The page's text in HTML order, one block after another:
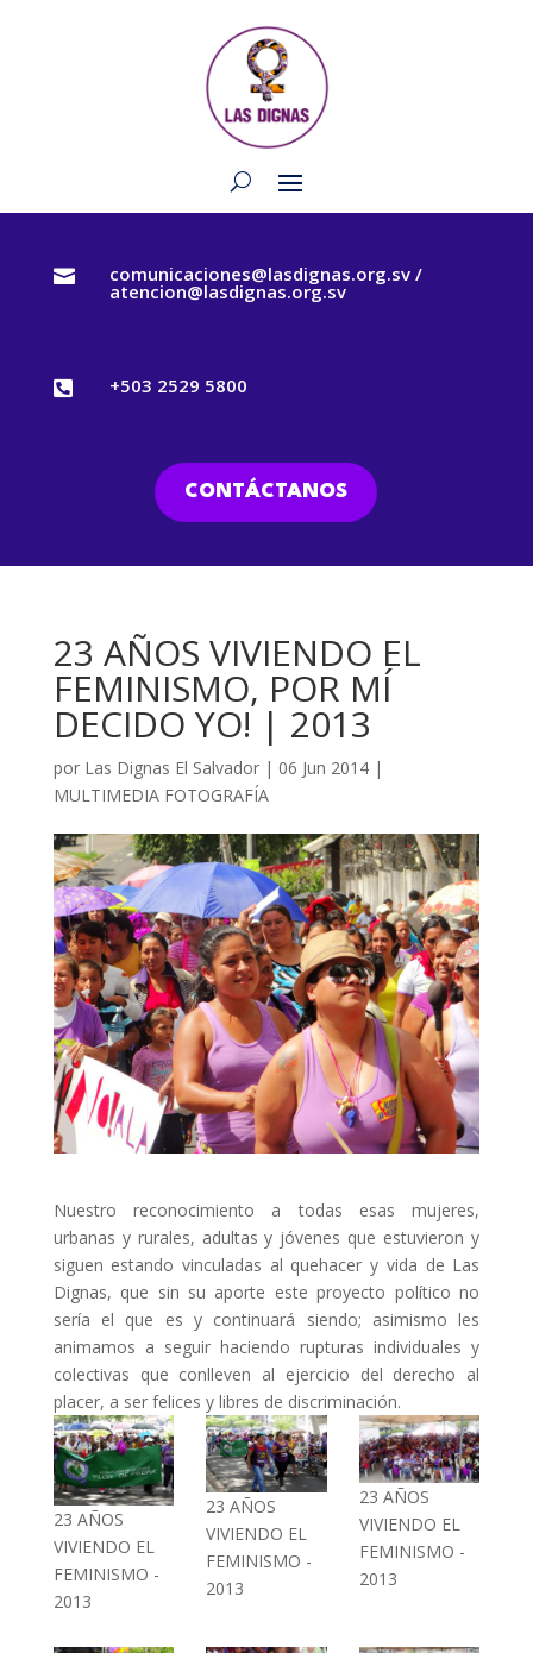
 comunicaciones@lasdignas.org.sv /
atencion@lasdignas.org.sv
 +503 2529 5800
CONTÁCTANOS
23 AÑOS VIVIENDO EL
FEMINISMO, POR MÍ
DECIDO YO! | 2013
por Las Dignas El Salvador| 06 Jun 2014|
MULTIMEDIA FOTOGRAFÍA
Nuestro reconocimiento a todas esas mujeres,
urbanas y rurales, adultas y jóvenes que estuvieron y
siguen estando vinculadas al quehacer y vida de Las
Dignas, que sin su aporte este proyecto político no
sería el que es y continuará siendo; asimismo les
animamos a seguir haciendo rupturas individuales y
colectivas que conlleven al ejercicio del derecho al
placer, a ser felices y libres de discriminación.
23 AÑOS
VIVIENDO EL
FEMINISMO -
2013
23 AÑOS
VIVIENDO EL
FEMINISMO -
2013
23 AÑOS
VIVIENDO EL
FEMINISMO -
2013